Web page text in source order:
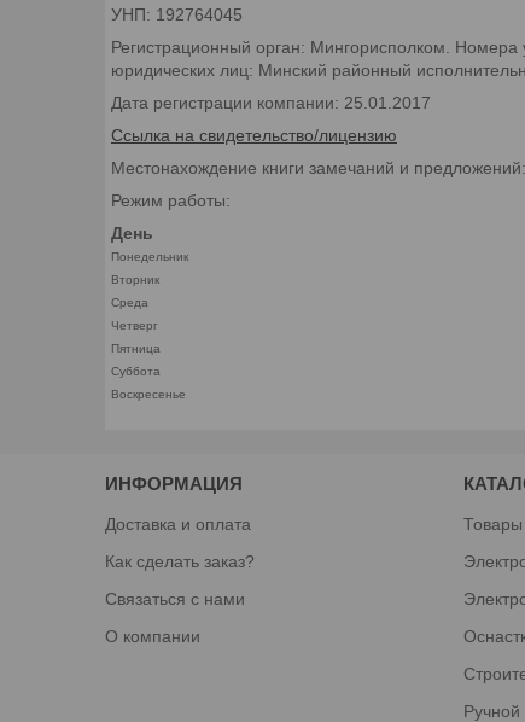
УНП: 192764045
Регистрационный орган: Мингорисполком. Номера
юридических лиц: Минский районный
Дата регистрации компании: 25.01.2017
Ссылка на свидетельство/лицензию
Местонахождение книги замечаний и
Режим работы:
День
Понедельник
Вторник
Среда
Четверг
Пятница
Суббота
Воскресенье
ИНФОРМАЦИЯ
Доставка и оплата
Как сделать заказ?
Связаться с нами
О компании
Товары
Ручной